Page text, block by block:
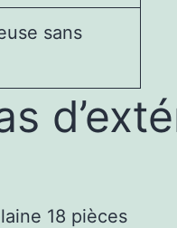
sans
18 pièces